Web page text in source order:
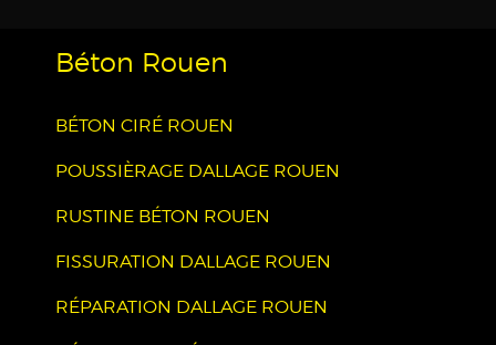
Béton Rouen
BÉTON CIRÉ ROUEN
POUSSIÈRAGE DALLAGE ROUEN
RUSTINE BÉTON ROUEN
FISSURATION DALLAGE ROUEN
RÉPARATION DALLAGE ROUEN